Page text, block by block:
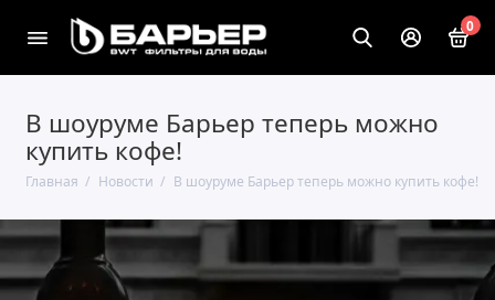
0
В шоуруме Барьер теперь можно
купить кофе!
Главная Новости В шоуруме Барьер теперь можно купить кофе!